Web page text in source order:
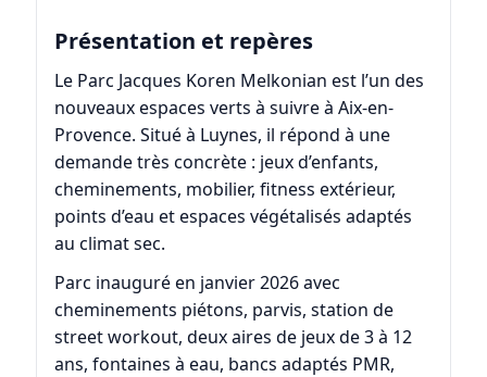
Présentation et repères
Le Parc Jacques Koren Melkonian est l’un des
nouveaux espaces verts à suivre à Aix-en-
Provence. Situé à Luynes, il répond à une
demande très concrète : jeux d’enfants,
cheminements, mobilier, fitness extérieur,
points d’eau et espaces végétalisés adaptés
au climat sec.
Parc inauguré en janvier 2026 avec
cheminements piétons, parvis, station de
street workout, deux aires de jeux de 3 à 12
ans, fontaines à eau, bancs adaptés PMR,